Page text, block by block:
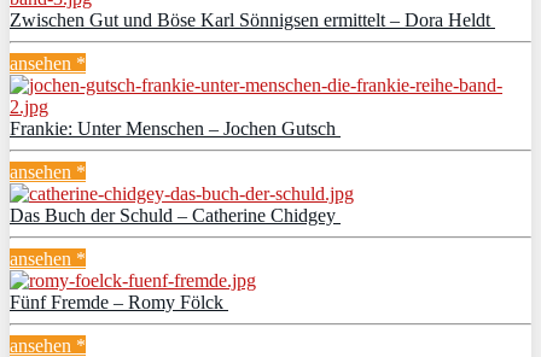
Zwischen Gut und Böse Karl Sönnigsen ermittelt – Dora Heldt
ansehen *
Frankie: Unter Menschen – Jochen Gutsch
ansehen *
Das Buch der Schuld – Catherine Chidgey
ansehen *
Fünf Fremde – Romy Fölck
ansehen *